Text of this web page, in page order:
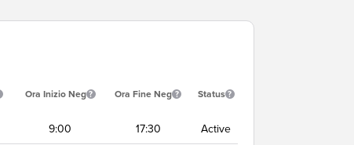
Ora Inizio Neg Ora Fine Neg Status
9:00 17:30 Active